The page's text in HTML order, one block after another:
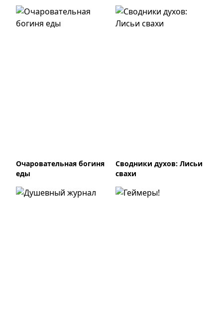
Очаровательная богиня
еды
Сводники духов: Лисьи
свахи